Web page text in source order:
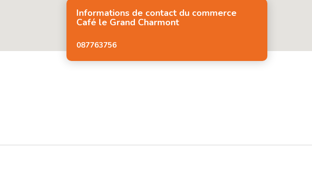
Informations de contact du commerce
Café le Grand Charmont
087763756